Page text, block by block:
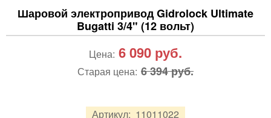
Шаровой электропривод Gidrolock Ultimate
Bugatti 3/4" (12 вольт)
Артикул: 11011022
Цена: 6 090 руб.
Старая цена: 6 394 руб.